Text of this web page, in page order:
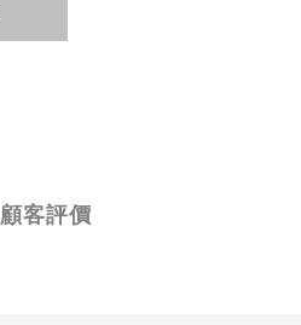
顧客評價